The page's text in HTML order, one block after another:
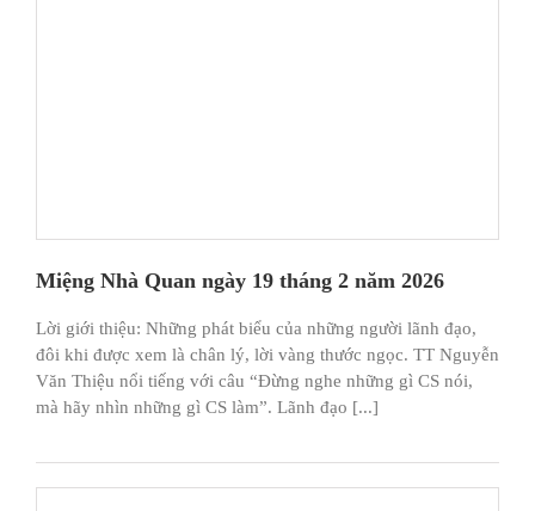
Miệng Nhà Quan ngày 19 tháng 2 năm 2026
Lời giới thiệu: Những phát biểu của những người lãnh đạo,
đôi khi được xem là chân lý, lời vàng thước ngọc. TT Nguyễn
Văn Thiệu nổi tiếng với câu “Đừng nghe những gì CS nói,
mà hãy nhìn những gì CS làm”. Lãnh đạo [...]